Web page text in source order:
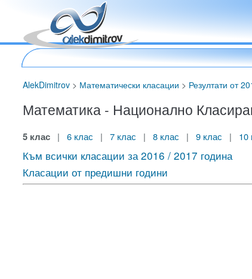
AlekDimitrov> Математически класации > Резултати от
Математика - Национално
5 клас| 6 клас | 7 клас | 8 клас | 9 клас | 10
Към всички класации за 2016 / 2017 година
Класации от предишни години